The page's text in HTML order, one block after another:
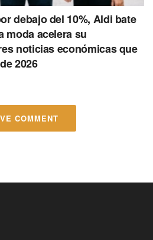
debajo del 10%, Aldi bate
moda acelera su
noticias económicas que
2026
COMMENT